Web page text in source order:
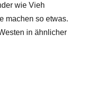
wie Vieh
machen so etwas.
in ähnlicher